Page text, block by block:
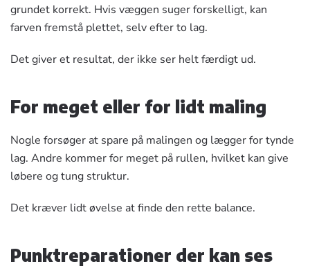
grundet korrekt. Hvis væggen suger forskelligt, kan
farven fremstå plettet, selv efter to lag.
Det giver et resultat, der ikke ser helt færdigt ud.
For meget eller for lidt maling
Nogle forsøger at spare på malingen og lægger for tynde
lag. Andre kommer for meget på rullen, hvilket kan give
løbere og tung struktur.
Det kræver lidt øvelse at finde den rette balance.
Punktreparationer der kan ses